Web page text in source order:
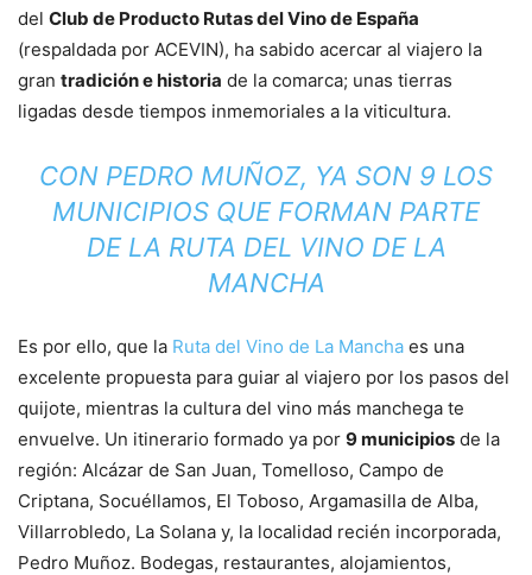
del Club de Producto Rutas del Vino de España
(respaldada por ACEVIN), ha sabido acercar al viajero la
gran tradición e historia de la comarca; unas tierras
ligadas desde tiempos inmemoriales a la viticultura.
CON PEDRO MUÑOZ, YA SON 9 LOS
MUNICIPIOS QUE FORMAN PARTE
DE LA RUTA DEL VINO DE LA
MANCHA
Es por ello, que la Ruta del Vino de La Mancha es una
excelente propuesta para guiar al viajero por los pasos del
quijote, mientras la cultura del vino más manchega te
envuelve. Un itinerario formado ya por 9 municipios de la
región: Alcázar de San Juan, Tomelloso, Campo de
Criptana, Socuéllamos, El Toboso, Argamasilla de Alba,
Villarrobledo, La Solana y, la localidad recién incorporada,
Pedro Muñoz. Bodegas, restaurantes, alojamientos,